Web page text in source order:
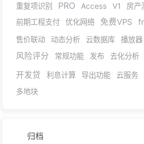
重复项识别
PRO Access V1 房产
前期工程支付 优化网络 免费VPS
售价联动 动态分析 云数据库 播放器
风险评分
常规功能 发布 去化分析
开发贷 利息计算 导出功能 云服务
多地块
归档